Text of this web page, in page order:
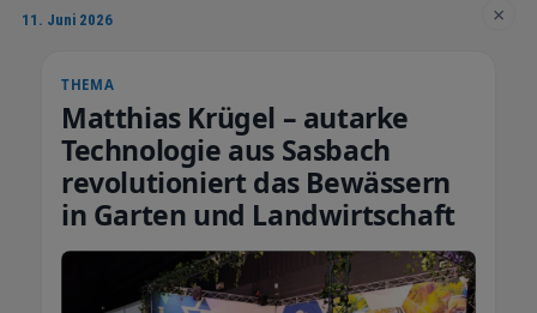
11. Juni 2026 ×
THEMA
Matthias Krügel – autarke
Technologie aus Sasbach
revolutioniert das Bewässern
in Garten und Landwirtschaft